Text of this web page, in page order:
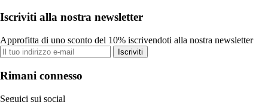
Iscriviti alla nostra newsletter
Approfitta di uno sconto del 10% iscrivendoti alla nostra newsletter
Iscriviti
Rimani connesso
Seguici sui social